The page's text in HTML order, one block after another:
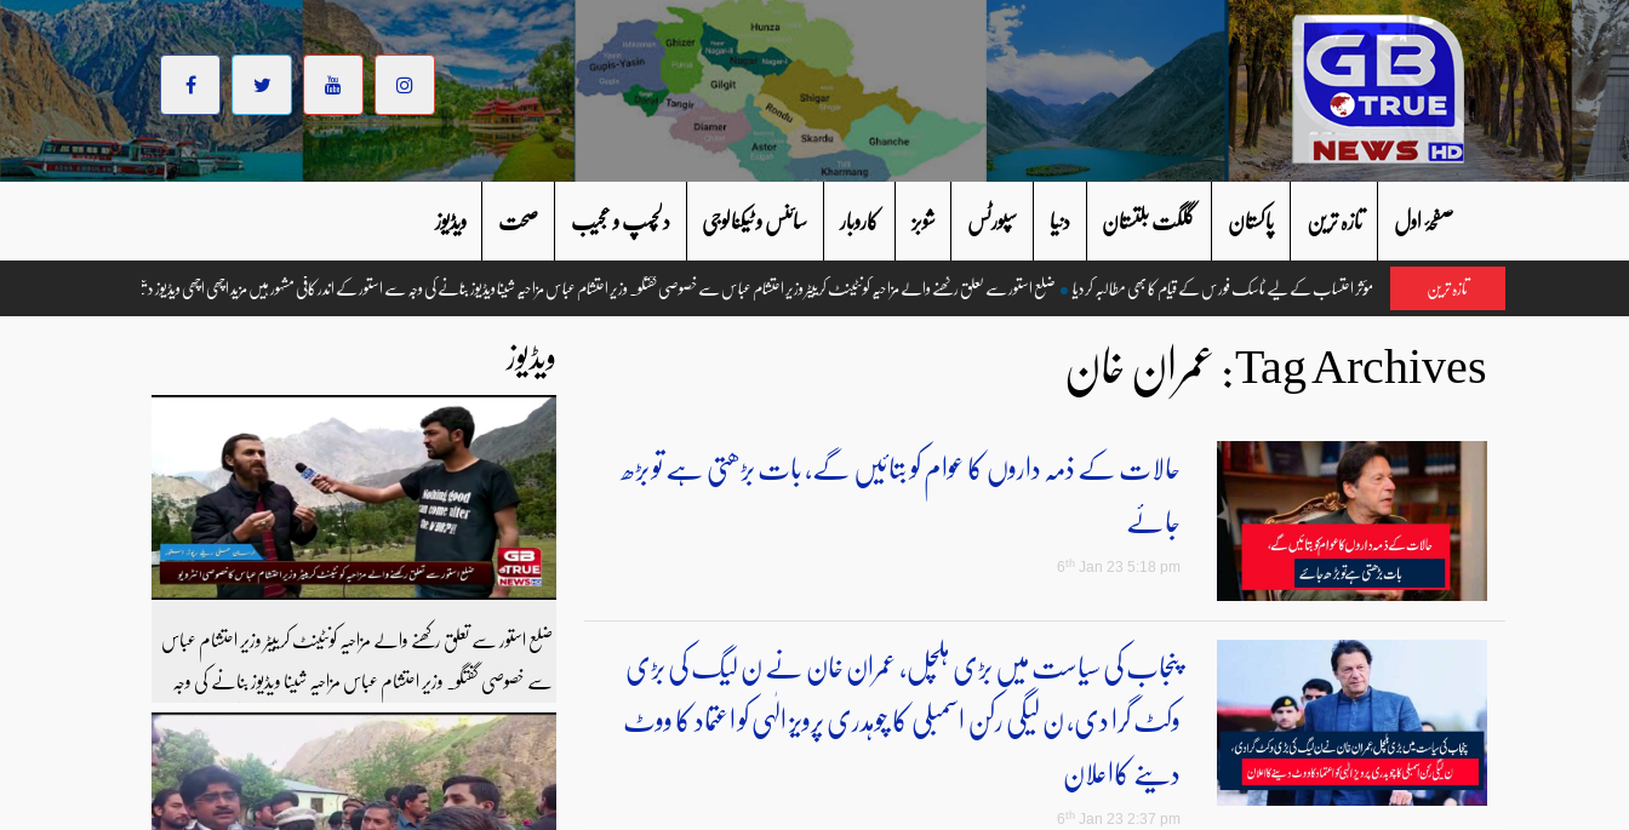
صفحۂ اول تازہ ترین پاکستان گلگت بلتستان دنیا سپورٹس شوبز کاروبار سائنس و ٹیکنالوجی دلچسپ و عجیب صحت ویڈیوز
تازہ ترین ضلع استور سے تعلق رکھنے والے مزاحیہ کونٹینٹ کرییٹر وزیر احتشام عباس سے خصوصی گفتگو۔ وزیر احتشام عباس مزاحیہ شینا ویڈیوز بنانے کی وجہ سے استور کے اندر کافی مشہور ہیں مزید اچھی اچھی ویڈیوز دیکھنے کے لئے
Tag Archives:عمران خان
حالات کے ذمہ داروں کا عوام کو بتائیں گے، بات بڑھتی ہے تو بڑھ
جائے
6th Jan 23 5:18 pm
پنجاب کی سیاست میں بڑی ہلچل، عمران خان نے ن لیگ کی بڑی
وکٹ گرا دی، ن لیگی رکن اسمبلی کا چوہدری پرویز الٰہی کو اعتماد کا ووٹ
دینے کااعلان
6th Jan 23 2:37 pm
ویڈیوز
ضلع استور سے تعلق رکھنے والے مزاحیہ کونٹینٹ کرییٹر وزیر احتشام عباس
سے خصوصی گفتگو۔ وزیر احتشام عباس مزاحیہ شینا ویڈیوز بنانے کی وجہ
سے استور کے اندر کافی مشہور ہیں مزید اچھی اچھی ویڈیوز دیکھنے کے لئے
ہمارے یوٹیوب چینل کو سبسکرائب کریں